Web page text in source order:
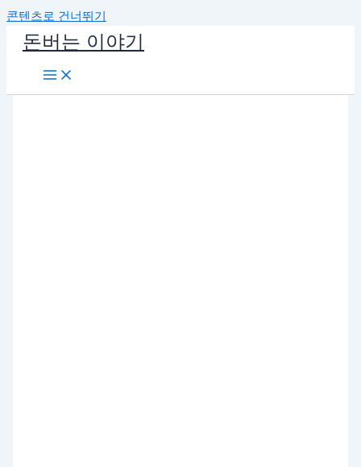
콘텐츠로 건너뛰기
돈버는 이야기